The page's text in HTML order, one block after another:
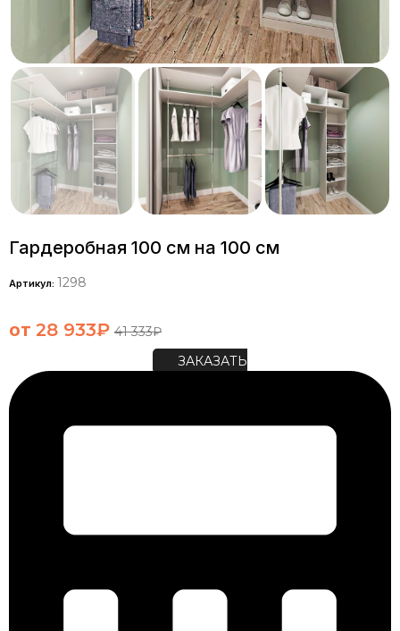
Гардеробная 100 см на 100 см
Артикул: 1298
от 28 933₽ 41 333₽
ЗАКАЗАТЬ